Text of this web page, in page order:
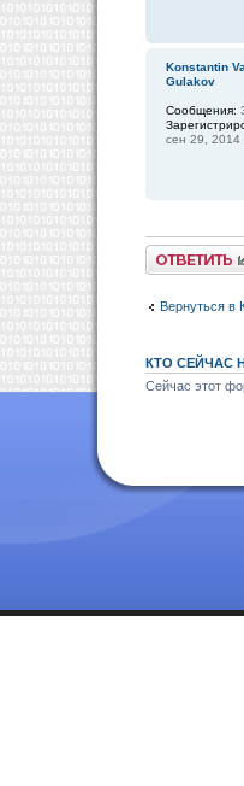
Konstantin
Gulakov
Сообщения:
сен 29, 2014
Ответить
Вернуться в
КТО СЕЙЧАС
Сейчас этот